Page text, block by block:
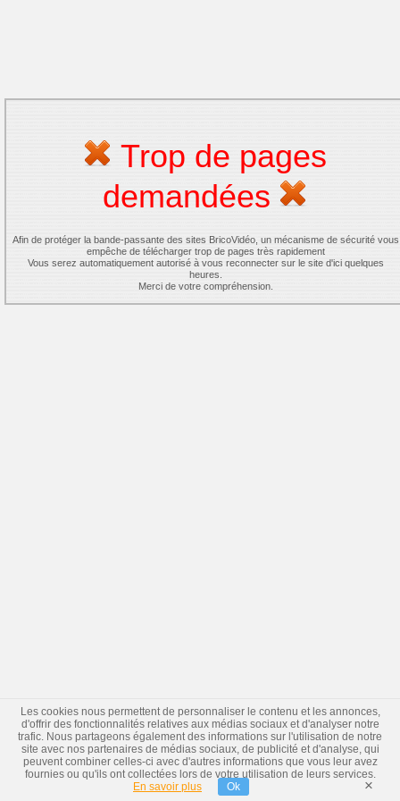
Trop de pages
demandées
Afin de protéger la bande-passante des sites BricoVidéo, un mécanisme de sécurité vous
empêche de télécharger trop de pages très rapidement
Vous serez automatiquement autorisé à vous reconnecter sur le site d'ici quelques
heures.
Merci de votre compréhension.
Les cookies nous permettent de personnaliser le contenu et les annonces,
d'offrir des fonctionnalités relatives aux médias sociaux et d'analyser notre
trafic. Nous partageons également des informations sur l'utilisation de notre
site avec nos partenaires de médias sociaux, de publicité et d'analyse, qui
peuvent combiner celles-ci avec d'autres informations que vous leur avez
fournies ou qu'ils ont collectées lors de votre utilisation de leurs services.
En savoir plus
Ok ×